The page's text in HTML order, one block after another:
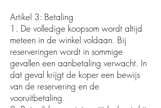
Artikel 3: Betaling
1. De volledige koopsom wordt altijd
meteen in de winkel voldaan. Bij
reserveringen wordt in sommige
gevallen een aanbetaling verwacht. In
dat geval krijgt de koper een bewijs
van de reservering en de
vooruitbetaling.